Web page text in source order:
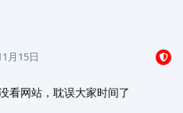
月15日
看网站，耽误大家时间了